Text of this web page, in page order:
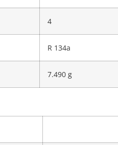
4
R 134a
7.490 g